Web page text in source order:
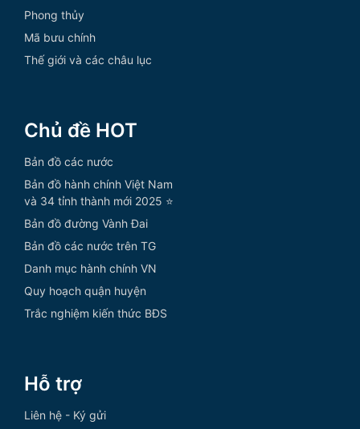
Phong thủy
Mã bưu chính
Thế giới và các châu lục
Chủ đề HOT
Bản đồ các nước
Bản đồ hành chính Việt Nam
và 34 tỉnh thành mới 2025 ⭐
Bản đồ đường Vành Đai
Bản đồ các nước trên TG
Danh mục hành chính VN
Quy hoạch quận huyện
Trắc nghiệm kiến thức BĐS
Hỗ trợ
Liên hệ - Ký gửi